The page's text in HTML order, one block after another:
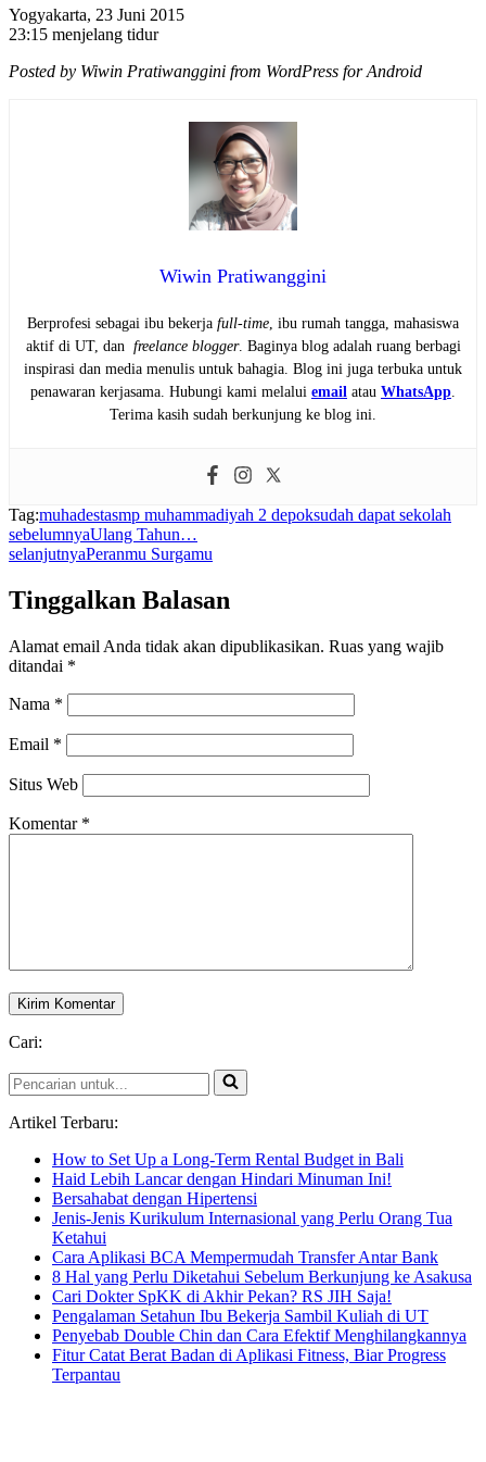
Yogyakarta, 23 Juni 2015
23:15 menjelang tidur
Posted by Wiwin Pratiwanggini from WordPress for Android
Wiwin Pratiwanggini
Berprofesi sebagai ibu bekerja full-time , ibu rumah tangga, mahasiswa
aktif di UT, dan freelance blogger. Baginya blog adalah ruang berbagi
inspirasi dan media menulis untuk bahagia. Blog ini juga terbuka untuk
penawaran kerjasama. Hubungi kami melalui email atau WhatsApp
Terima kasih sudah berkunjung ke blog ini.
Tag:muhadestasmp muhammadiyah 2 depoksudah dapat sekolah
sebelumnyaUlang Tahun…
selanjutnyaPeranmu Surgamu
Tinggalkan Balasan
Alamat email Anda tidak akan dipublikasikan. Ruas yang wajib
ditandai *
Nama *
Email *
Situs Web
Komentar *
Cari:
Pencarian
untuk...
Artikel Terbaru:
How to Set Up a Long-Term Rental Budget in Bali
Haid Lebih Lancar dengan Hindari Minuman Ini!
Bersahabat dengan Hipertensi
Jenis-Jenis Kurikulum Internasional yang Perlu Orang Tua
Ketahui
Cara Aplikasi BCA Mempermudah Transfer Antar Bank
8 Hal yang Perlu Diketahui Sebelum Berkunjung ke Asakusa
Cari Dokter SpKK di Akhir Pekan? RS JIH Saja!
Pengalaman Setahun Ibu Bekerja Sambil Kuliah di UT
Penyebab Double Chin dan Cara Efektif Menghilangkannya
Fitur Catat Berat Badan di Aplikasi Fitness, Biar Progress
Terpantau